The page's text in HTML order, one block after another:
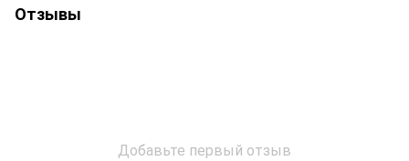
Отзывы
Добавьте первый отзыв